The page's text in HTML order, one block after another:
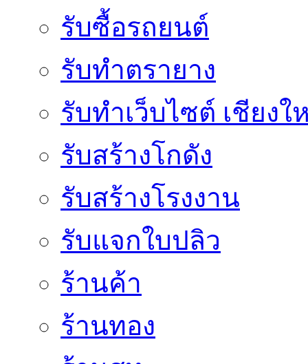
รับซื้อรถยนต์
รับทำตรายาง
รับทำเว็บไซต์ เชียงใ
รับสร้างโกดัง
รับสร้างโรงงาน
รับแจกใบปลิว
ร้านค้า
ร้านทอง